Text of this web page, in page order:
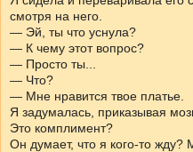
смотря на него.
— Эй, ты что уснула?
— К чему этот вопрос?
— Просто ты...
— Что?
— Мне нравится твое платье.
Я задумалась, приказывая
Это комплимент?
Он думает, что я кого-то жду?